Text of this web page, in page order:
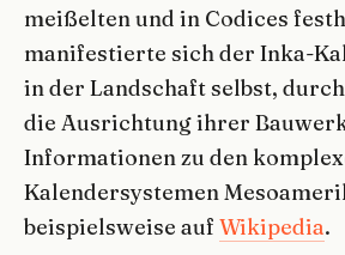
meißelten und in Codices
manifestierte sich der Inka-
in der Landschaft selbst,
die Ausrichtung ihrer
Informationen zu den
Kalendersystemen
beispielsweise auf Wikipedia.